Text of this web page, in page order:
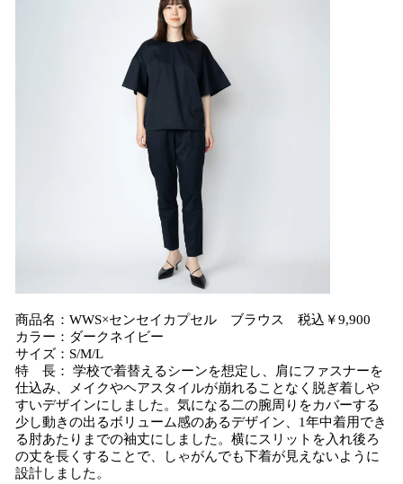
商品名：WWS×センセイカプセル ブラウス 税込￥9,900
カラー：ダークネイビー
サイズ：S/M/L
特 長： 学校で着替えるシーンを想定し、肩にファスナーを
仕込み、メイクやヘアスタイルが崩れることなく脱ぎ着しや
すいデザインにしました。気になる二の腕周りをカバーする
少し動きの出るボリューム感のあるデザイン、1年中着用でき
る肘あたりまでの袖丈にしました。横にスリットを入れ後ろ
の丈を長くすることで、しゃがんでも下着が見えないように
設計しました。